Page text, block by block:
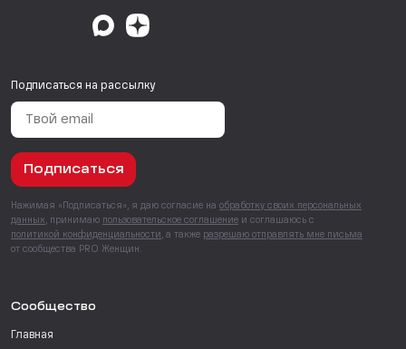
Подписаться на рассылку
Подписаться
Нажимая «Подписаться», я даю согласие на обработку своих персональных
данных , принимаю пользовательское соглашение и соглашаюсь с
политикой конфиденциальности , а также разрешаю отправлять мне письма
от сообщества PRO Женщин.
Сообщество
Главная